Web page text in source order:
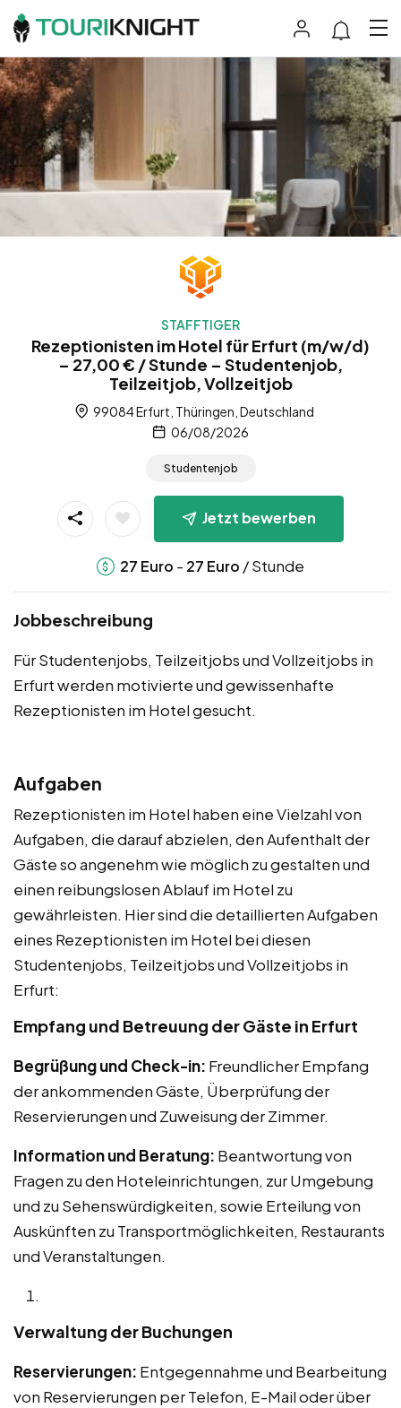
STAFFTIGER
Rezeptionisten im Hotel für Erfurt (m/w/d)
– 27,00 € / Stunde – Studentenjob,
Teilzeitjob, Vollzeitjob
99084 Erfurt, Thüringen, Deutschland
06/08/2026
Studentenjob
Jetzt bewerben
27 Euro - 27 Euro / Stunde
Jobbeschreibung
Für Studentenjobs, Teilzeitjobs und Vollzeitjobs in
Erfurt werden motivierte und gewissenhafte
Rezeptionisten im Hotel gesucht.
Aufgaben
Rezeptionisten im Hotel haben eine Vielzahl von
Aufgaben, die darauf abzielen, den Aufenthalt der
Gäste so angenehm wie möglich zu gestalten und
einen reibungslosen Ablauf im Hotel zu
gewährleisten. Hier sind die detaillierten Aufgaben
eines Rezeptionisten im Hotel bei diesen
Studentenjobs, Teilzeitjobs und Vollzeitjobs in
Erfurt:
Empfang und Betreuung der Gäste in Erfurt
Begrüßung und Check-in: Freundlicher Empfang
der ankommenden Gäste, Überprüfung der
Reservierungen und Zuweisung der Zimmer.
Information und Beratung: Beantwortung von
Fragen zu den Hoteleinrichtungen, zur Umgebung
und zu Sehenswürdigkeiten, sowie Erteilung von
Auskünften zu Transportmöglichkeiten, Restaurants
und Veranstaltungen.
Verwaltung der Buchungen
Reservierungen: Entgegennahme und Bearbeitung
von Reservierungen per Telefon, E-Mail oder über